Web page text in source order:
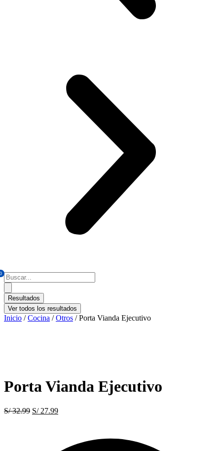
0 Search
...
Resultados
Ver todos los resultados
Inicio /Cocina /Otros / Porta Vianda Ejecutivo
Porta Vianda Ejecutivo
S/32.99 El
S/27.99
S/ 27.99.